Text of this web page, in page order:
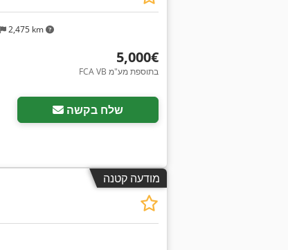
2,475 km
‏5,000 ‏€
FCA VB בתוספת מע"מ
שלח בקשה
מודעה קטנה